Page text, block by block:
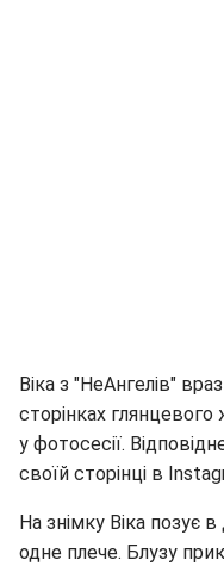
Віка з "НеАнгелів"
сторінках глянцевого
у фотосесії.
своїй сторінці в
На знімку Віка позує
одне плече. Блузу